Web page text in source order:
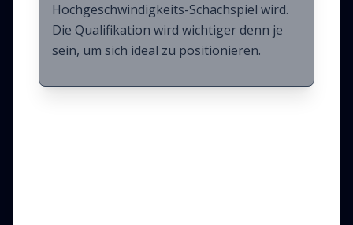
Hochgeschwindigkeits-Schachspiel wird.
Die Qualifikation wird wichtiger denn je
sein, um sich ideal zu positionieren.